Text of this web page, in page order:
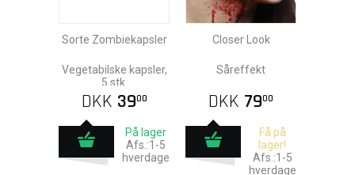
Sorte Zombiekapsler
Vegetabilske kapsler,
5 stk.
DKK 3900
På lager
Afs.:1-5
hverdage
Closer Look
Såreffekt
DKK 7900
Få på
lager!
Afs.:1-5
hverdage